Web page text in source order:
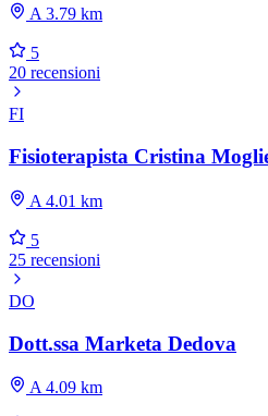
A 3.79 km
5
20 recensioni
FI
Fisioterapista Cristina
A 4.01 km
5
25 recensioni
DO
Dott.ssa Marketa Dedova
A 4.09 km